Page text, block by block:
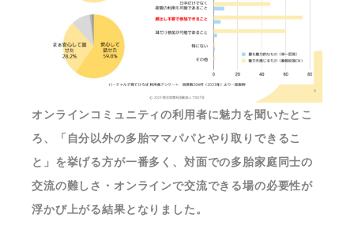
オンラインコミュニティの利用者に魅力を聞いたとこ
ろ、「自分以外の多胎ママパパとやり取りできるこ
と」を挙げる方が一番多く、対面での多胎家庭同士の
交流の難しさ・オンラインで交流できる場の必要性が
浮かび上がる結果となりました。